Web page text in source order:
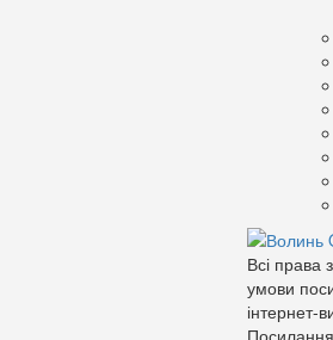
Всі права
умови
інтернет-